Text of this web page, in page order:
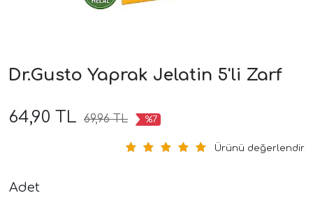
Dr.Gusto Yaprak Jelatin 5'li Zarf
64,90 TL 69,96 TL %7
Ürünü değerlendir
Adet